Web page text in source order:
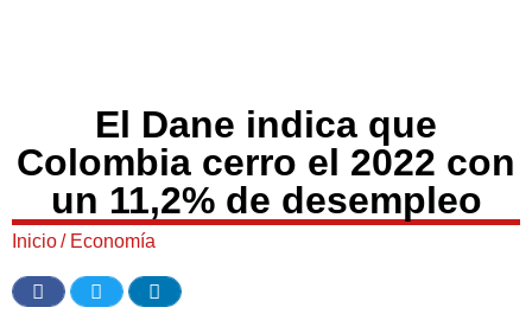
El Dane indica que
Colombia cerro el 2022 con
un 11,2% de desempleo
Inicio/ Economía